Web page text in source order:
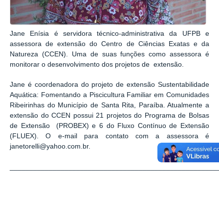
Jane Enísia é servidora técnico-administrativa da UFPB e
assessora de extensão do Centro de Ciências Exatas e da
Natureza (CCEN). Uma de suas funções como assessora é
monitorar o desenvolvimento dos projetos de extensão.
Jane é coordenadora do projeto de extensão Sustentabilidade
Aquática: Fomentando a Piscicultura Familiar em Comunidades
Ribeirinhas do Município de Santa Rita, Paraíba. Atualmente a
extensão do CCEN possui 21 projetos do Programa de Bolsas
de Extensão
(PROBEX) e 6 do Fluxo Contínuo de Extensão
(FLUEX).O e-mail para contato com a assessora é
janetorelli@yahoo.com.br.